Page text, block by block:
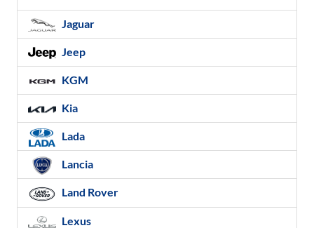
Jaguar
Jeep
KGM
Kia
Lada
Lancia
Land Rover
Lexus